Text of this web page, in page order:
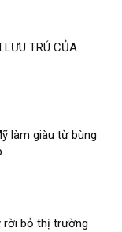
LƯU TRÚ CỦA
làm giàu từ bùng
rời bỏ thị trường